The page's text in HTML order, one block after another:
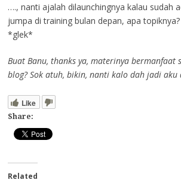
…., nanti ajalah dilaunchingnya kalau sudah
jumpa di training bulan depan, apa
*glek*
Buat Banu, thanks ya, materinya bermanfaat
blog? Sok atuh, bikin, nanti kalo dah jadi aku
Like
Share:
Related